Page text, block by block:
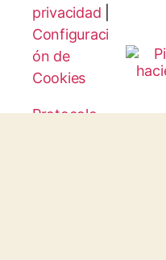
privacidad
Configuraci
ón de
Cookies
Protocolo